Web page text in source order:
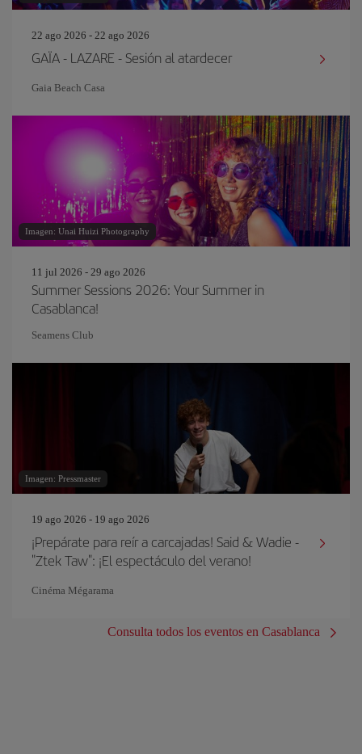
22 ago 2026 - 22 ago 2026
GAÏA - LAZARE - Sesión al atardecer
Gaia Beach Casa
Imagen: Unai Huizi Photography
11 jul 2026 - 29 ago 2026
Summer Sessions 2026: Your Summer in
Casablanca!
Seamens Club
Imagen: Pressmaster
19 ago 2026 - 19 ago 2026
¡Prepárate para reír a carcajadas! Said & Wadie -
"Ztek Taw": ¡El espectáculo del verano!
Cinéma Mégarama
Consulta todos los eventos en Casablanca